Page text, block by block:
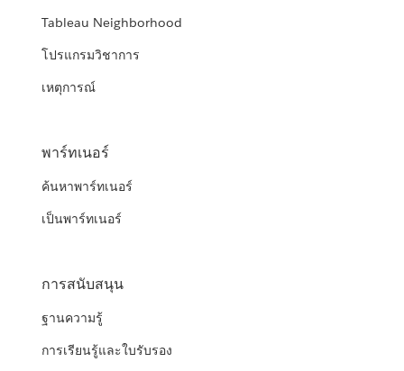
Tableau Neighborhood
โปรแกรมวิชาการ
เหตุการณ์
พาร์ทเนอร์
ค้นหาพาร์ทเนอร์
เป็นพาร์ทเนอร์
การสนับสนุน
ฐานความรู้
การเรียนรู้และใบรับรอง